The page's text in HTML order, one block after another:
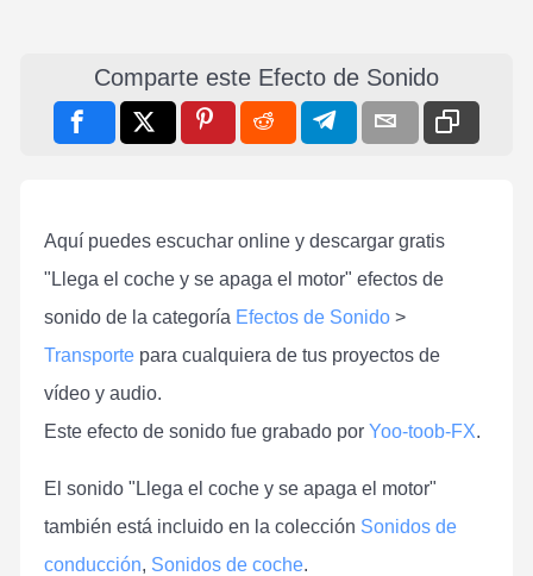
Comparte este Efecto de Sonido
Aquí puedes escuchar online y descargar gratis
"Llega el coche y se apaga el motor" efectos de
sonido de la categoría Efectos de Sonido >
Transporte para cualquiera de tus proyectos de
vídeo y audio.
Este efecto de sonido fue grabado por Yoo-toob-FX.
El sonido "Llega el coche y se apaga el motor"
también está incluido en la colección Sonidos de
conducción, Sonidos de coche.